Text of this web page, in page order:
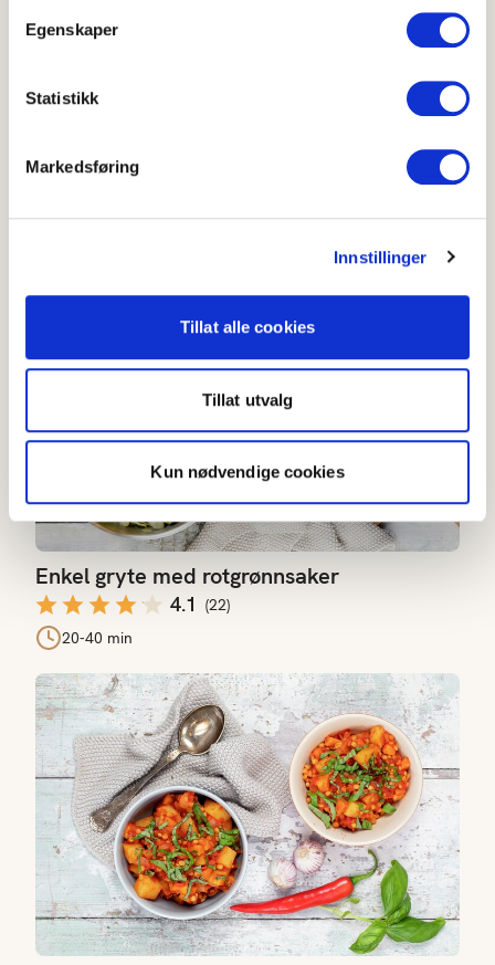
Egenskaper
Statistikk
Markedsføring
Innstillinger
Tillat alle cookies
Tillat utvalg
Kun nødvendige cookies
Enkel gryte med rotgrønnsaker
4.1 (22)
20-40 min
Indiskinspirert potetgryte med linser